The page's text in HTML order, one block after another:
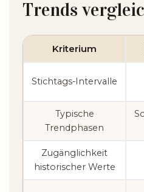
Trends
Kriterium
Stichtags-Intervalle
Typische
Trendphasen
Zugänglichkeit
historischer Werte